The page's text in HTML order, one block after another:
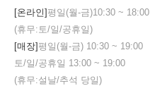
[온라인]평일(월-금)10:30 ~ 18:00
(휴무:토/일/공휴일)
[매장]평일(월-금) 10:30 ~ 19:00
토/일/공휴일 13:00 ~ 19:00
(휴무:설날/추석 당일)